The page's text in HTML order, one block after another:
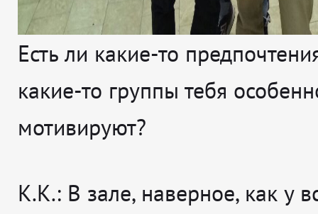
Есть ли какие-то
какие-то группы тебя
мотивируют?
К.К.: В зале, наверное, как у